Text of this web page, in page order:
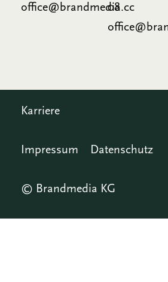
office@brandmedia.cc
08
Karriere
Impressum Datenschutz
© Brandmedia KG